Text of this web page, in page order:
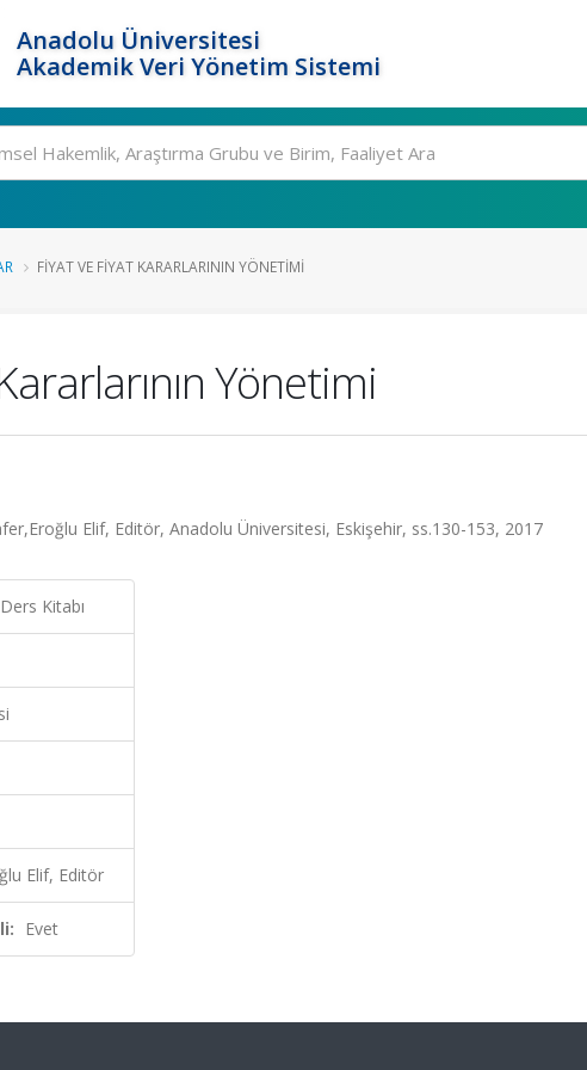
Anadolu Üniversitesi
Akademik Veri Yönetim Sistemi
FIYAT VE FIYAT KARARLARININ YÖNETIMI
Yönetimi
Elif, Editör, Anadolu Üniversitesi, Eskişehir, ss.130-153, 2017
Kitabı
Elif, Editör
Evet